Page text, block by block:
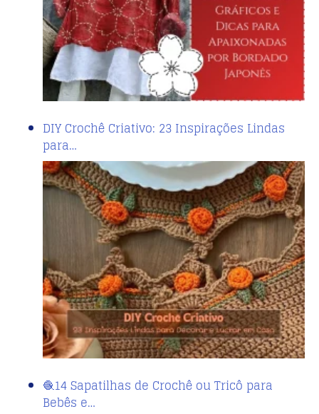
DIY Crochê Criativo: 23 Inspirações Lindas
para…
🧶14 Sapatilhas de Crochê ou Tricô para
Bebês e…